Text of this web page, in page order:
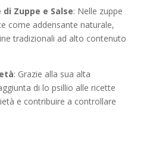
Zuppe e Salse: Nelle zuppe
come addensante naturale,
tradizionali ad alto contenuto
: Grazie alla sua alta
di lo psillio alle ricette
e contribuire a controllare